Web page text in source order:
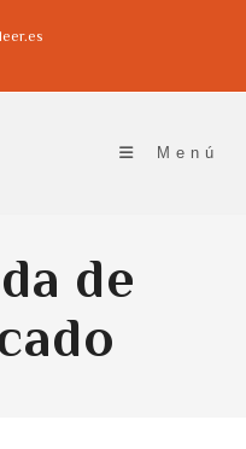
Menú
de